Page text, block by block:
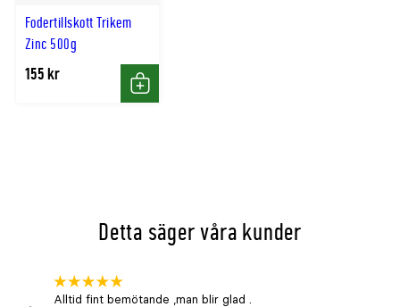
Fodertillskott Trikem
Zinc 500g
155 kr
Köp
Detta säger våra kunder
Alltid fint bemötande ,man blir glad .